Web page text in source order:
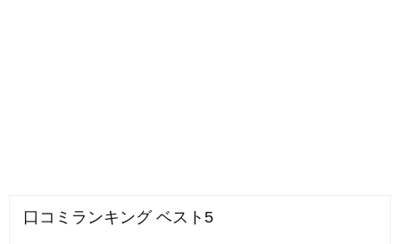
口コミランキング ベスト5